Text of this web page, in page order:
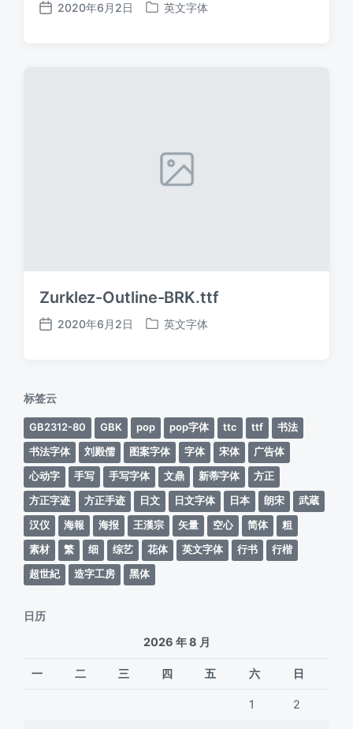
发
2020年6月2日
发
英文字体
Zurklez-Outline-BRK.ttf
发
2020年6月2日
发
英文字体
标签云
GB2312-80 GBK pop pop字体 ttc ttf
书法
书法字体
刘殿儒 图案字体 字体 宋体
广告体
心动字
手写 手写字体 文鼎 新蒂字体
方正
方正字迹
方正手迹 日文 日文字体 日本 朗宋
武蔵
汉仪
海報 海报 王漢宗 矢量 空心 简体
粗
素材
繁 细 综艺 花体 英文字体 行书
行楷
超世紀
造字工房 黑体
日历
2026 年 8 月
一 二 三 四 五 六 日
1 2